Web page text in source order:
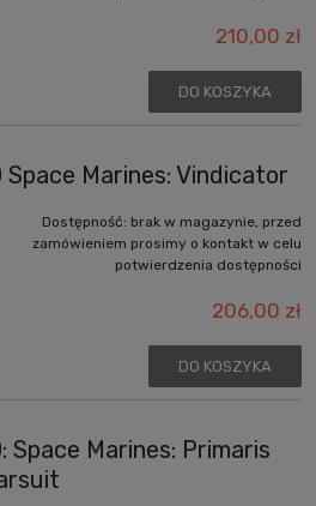
210,00 zł
DO KOSZYKA
Marines: Vindicator
Dostępność: brak w magazynie, przed
zamówieniem prosimy o kontakt w celu
potwierdzenia dostępności
206,00 zł
DO KOSZYKA
Space Marines: Primaris